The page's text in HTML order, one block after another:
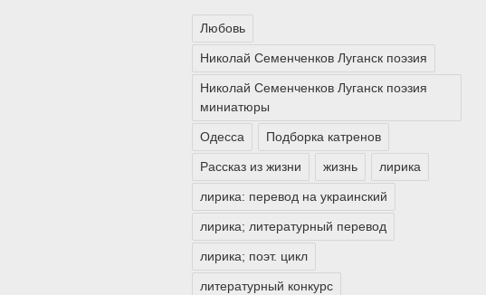
Любовь
Николай Семенченков Луганск поэзия
Николай Семенченков Луганск поэзия
миниатюры
Одесса Подборка катренов
Рассказ из жизни жизнь лирика
лирика: перевод на украинский
лирика; литературный перевод
лирика; поэт. цикл
литературный конкурс